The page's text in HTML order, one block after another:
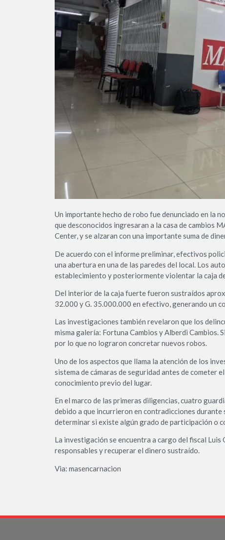
Un importante hecho de robo fue denunciado en la
que desconocidos ingresaran a la casa de cambios
Center, y se alzaran con una importante suma de
De acuerdo con el informe preliminar, efectivos
una abertura en una de las paredes del local. Los
establecimiento y posteriormente violentar la caja
Del interior de la caja fuerte fueron sustraídos
32.000 y G. 35.000.000 en efectivo, generando un
Las investigaciones también revelaron que los
misma galería: Fortuna Cambios y Alberdi
por lo que no lograron concretar nuevos robos.
Uno de los aspectos que llama la atención de los
sistema de cámaras de seguridad antes de cometer
conocimiento previo del lugar.
En el marco de las primeras diligencias, cuatro
debido a que incurrieron en contradicciones
determinar si existe algún grado de participación o
La investigación se encuentra a cargo del fiscal
responsables y recuperar el dinero sustraído.
Via: masencarnacion